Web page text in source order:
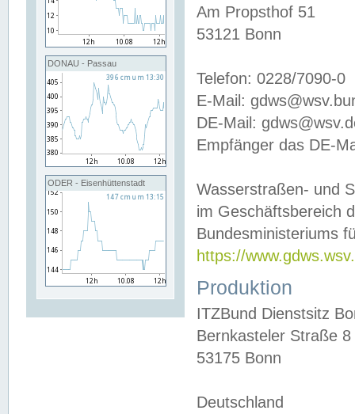
DONAU - Passau
ODER - Eisenhüttenstadt
Am Propsthof 51
53121 Bonn
Telefon: 0228/7090-0
E-Mail:
DE-Mail:
Empfänger das DE-
Wasserstraßen- und
im Geschäftsbereich
Bundesministeriums
https://
Produktion
ITZBund Dienstsitz
Bernkasteler Straße 8
53175 Bonn
Deutschland